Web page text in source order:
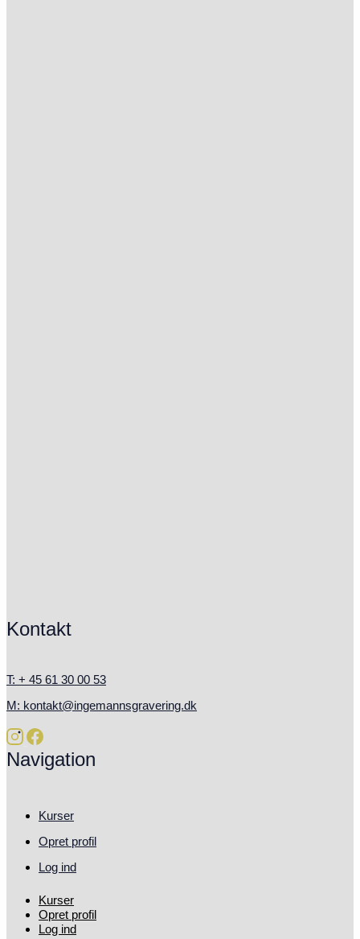
Kontakt
T: + 45 61 30 00 53
M: kontakt@ingemannsgravering.dk
Navigation
Kurser
Opret profil
Log ind
Kurser
Opret profil
Log ind